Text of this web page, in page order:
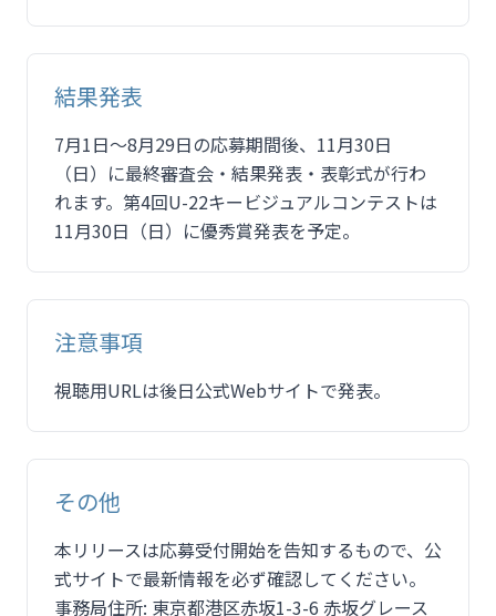
結果発表
7月1日～8月29日の応募期間後、11月30日
（日）に最終審査会・結果発表・表彰式が行わ
れます。第4回U-22キービジュアルコンテストは
11月30日（日）に優秀賞発表を予定。
注意事項
視聴用URLは後日公式Webサイトで発表。
その他
本リリースは応募受付開始を告知するもので、公
式サイトで最新情報を必ず確認してください。
事務局住所: 東京都港区赤坂1-3-6 赤坂グレース